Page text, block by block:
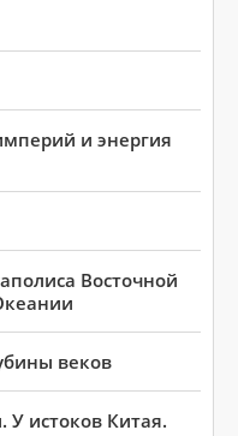
и энергия
Восточной
веков
У истоков Китая.